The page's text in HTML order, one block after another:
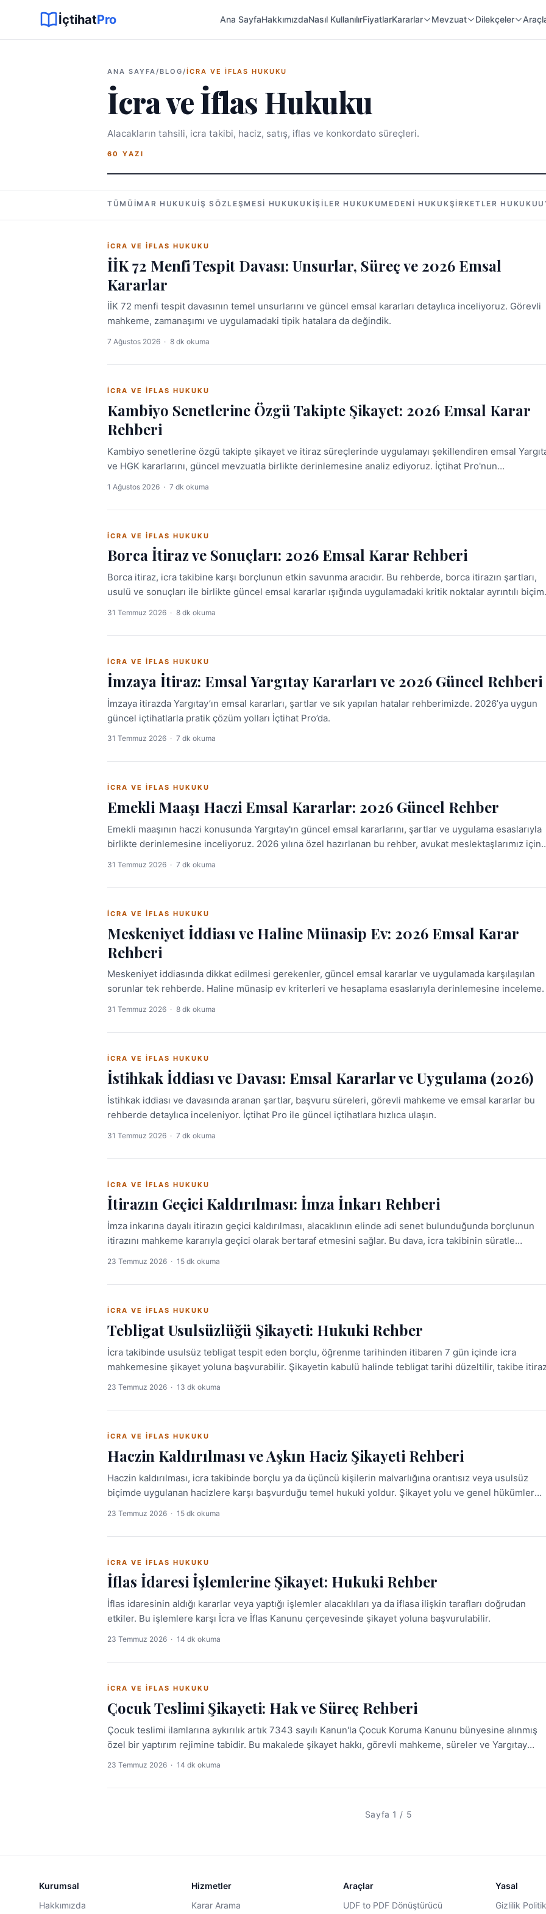
İçtihatPro Ana SayfaHakkımızdaNasıl KullanılırFiyatlarKararlar Mevzuat Dilekçeler
ANA SAYFA/BLOG/İCRA VE İFLAS HUKUKU
İcra ve İflas Hukuku
Alacakların tahsili, icra takibi, haciz, satış, iflas ve konkordato süreçleri.
60 YAZI
TÜMÜ İMAR HUKUKU İŞ SÖZLEŞMESI HUKUKU KIŞILER HUKUKU MEDENI HUKUKŞIRKETLER HUKUKU
İCRA VE İFLAS HUKUKU
İİK 72 Menfi Tespit Davası: Unsurlar, Süreç ve 2026 Emsal
Kararlar
İİK 72 menfi tespit davasının temel unsurlarını ve güncel emsal kararları detaylıca inceliyoruz. Görevli
mahkeme, zamanaşımı ve uygulamadaki tipik hatalara da değindik.
7 Ağustos 2026 · 8 dk okuma
İCRA VE İFLAS HUKUKU
Kambiyo Senetlerine Özgü Takipte Şikayet: 2026 Emsal Karar
Rehberi
Kambiyo senetlerine özgü takipte şikayet ve itiraz süreçlerinde uygulamayı şekillendiren emsal
ve HGK kararlarını, güncel mevzuatla birlikte derinlemesine analiz ediyoruz. İçtihat Pro'nun
1 Ağustos 2026 · 7 dk okuma
İCRA VE İFLAS HUKUKU
Borca İtiraz ve Sonuçları: 2026 Emsal Karar Rehberi
Borca itiraz, icra takibine karşı borçlunun etkin savunma aracıdır. Bu rehberde, borca itirazın şartları,
usulü ve sonuçları ile birlikte güncel emsal kararlar ışığında uygulamadaki kritik noktalar ayrıntılı
31 Temmuz 2026 · 8 dk okuma
İCRA VE İFLAS HUKUKU
İmzaya İtiraz: Emsal Yargıtay Kararları ve 2026 Güncel Rehberi
İmzaya itirazda Yargıtay’ın emsal kararları, şartlar ve sık yapılan hatalar rehberimizde. 2026’ya uygun
güncel içtihatlarla pratik çözüm yolları İçtihat Pro’da.
31 Temmuz 2026 · 7 dk okuma
İCRA VE İFLAS HUKUKU
Emekli Maaşı Haczi Emsal Kararlar: 2026 Güncel Rehber
Emekli maaşının haczi konusunda Yargıtay'ın güncel emsal kararlarını, şartlar ve uygulama esaslarıyla
birlikte derinlemesine inceliyoruz. 2026 yılına özel hazırlanan bu rehber, avukat meslektaşlarımız için
31 Temmuz 2026 · 7 dk okuma
İCRA VE İFLAS HUKUKU
Meskeniyet İddiası ve Haline Münasip Ev: 2026 Emsal Karar
Rehberi
Meskeniyet iddiasında dikkat edilmesi gerekenler, güncel emsal kararlar ve uygulamada karşılaşılan
sorunlar tek rehberde. Haline münasip ev kriterleri ve hesaplama esaslarıyla derinlemesine inceleme.
31 Temmuz 2026 · 8 dk okuma
İCRA VE İFLAS HUKUKU
İstihkak İddiası ve Davası: Emsal Kararlar ve Uygulama (2026)
İstihkak iddiası ve davasında aranan şartlar, başvuru süreleri, görevli mahkeme ve emsal kararlar bu
rehberde detaylıca inceleniyor. İçtihat Pro ile güncel içtihatlara hızlıca ulaşın.
31 Temmuz 2026 · 7 dk okuma
İCRA VE İFLAS HUKUKU
İtirazın Geçici Kaldırılması: İmza İnkarı Rehberi
İmza inkarına dayalı itirazın geçici kaldırılması, alacaklının elinde adi senet bulunduğunda borçlunun
itirazını mahkeme kararıyla geçici olarak bertaraf etmesini sağlar. Bu dava, icra takibinin süratle
23 Temmuz 2026 · 15 dk okuma
İCRA VE İFLAS HUKUKU
Tebligat Usulsüzlüğü Şikayeti: Hukuki Rehber
İcra takibinde usulsüz tebligat tespit eden borçlu, öğrenme tarihinden itibaren 7 gün içinde icra
mahkemesine şikayet yoluna başvurabilir. Şikayetin kabulü halinde tebligat tarihi düzeltilir, takibe
23 Temmuz 2026 · 13 dk okuma
İCRA VE İFLAS HUKUKU
Haczin Kaldırılması ve Aşkın Haciz Şikayeti Rehberi
Haczin kaldırılması, icra takibinde borçlu ya da üçüncü kişilerin malvarlığına orantısız veya usulsüz
biçimde uygulanan hacizlere karşı başvurduğu temel hukuki yoldur. Şikayet yolu ve genel hükümler
23 Temmuz 2026 · 15 dk okuma
İCRA VE İFLAS HUKUKU
İflas İdaresi İşlemlerine Şikayet: Hukuki Rehber
İflas idaresinin aldığı kararlar veya yaptığı işlemler alacaklıları ya da iflasa ilişkin tarafları doğrudan
etkiler. Bu işlemlere karşı İcra ve İflas Kanunu çerçevesinde şikayet yoluna başvurulabilir.
23 Temmuz 2026 · 14 dk okuma
İCRA VE İFLAS HUKUKU
Çocuk Teslimi Şikayeti: Hak ve Süreç Rehberi
Çocuk teslimi ilamlarına aykırılık artık 7343 sayılı Kanun'la Çocuk Koruma Kanunu bünyesine alınmış
özel bir yaptırım rejimine tabidir. Bu makalede şikayet hakkı, görevli mahkeme, süreler ve Yargıtay
23 Temmuz 2026 · 14 dk okuma
Sayfa 1 / 5
Kurumsal
Hakkımızda
Hizmetler
Karar Arama
Araçlar
UDF to PDF Dönüştürücü
Yasal
Gizlilik